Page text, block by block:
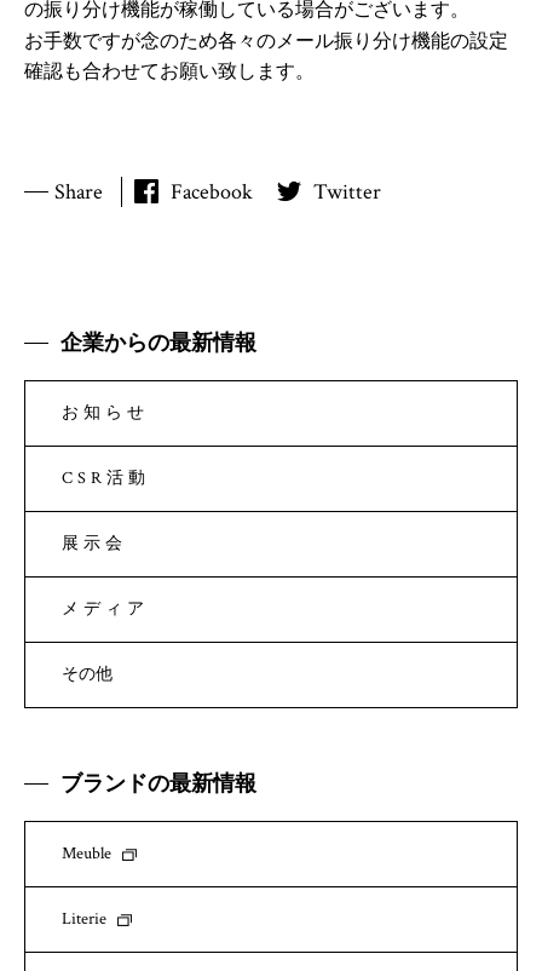
の振り分け機能が稼働している場合がございます。
お手数ですが念のため各々のメール振り分け機能の設定
確認も合わせてお願い致します。
Share Facebook Twitter
企業からの最新情報
お知らせ
CSR活動
展示会
メディア
その他
ブランドの最新情報
Meuble
Literie